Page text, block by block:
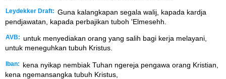
Leydekker Draft: Guna kalangkapan segala walij, kapada kardja
pendjawatan, kapada perbajikan tuboh 'Elmesehh.
AVB: untuk menyediakan orang yang salih bagi kerja melayani,
untuk meneguhkan tubuh Kristus.
Iban:
kena nyikap nembiak Tuhan ngereja pengawa orang Kristian,
kena ngemansangka tubuh Kristus,